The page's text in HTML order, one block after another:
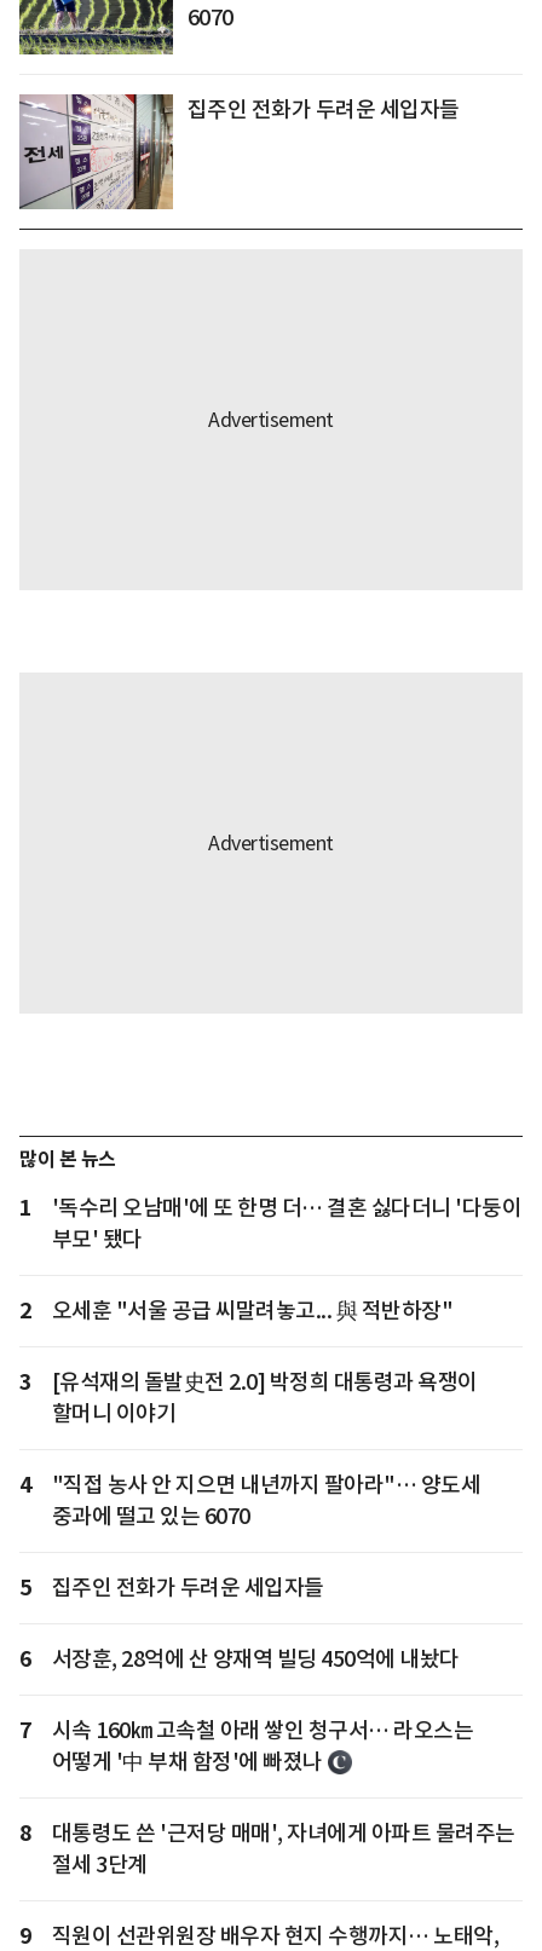
6070
집주인 전화가 두려운 세입자들
많이 본 뉴스
1
'독수리 오남매'에 또 한명 더… 결혼 싫다더니 '다둥이
부모' 됐다
2 오세훈 "서울 공급 씨말려놓고... 與 적반하장"
3
[유석재의 돌발史전 2.0] 박정희 대통령과 욕쟁이
할머니 이야기
4
"직접 농사 안 지으면 내년까지 팔아라"… 양도세
중과에 떨고 있는 6070
5 집주인 전화가 두려운 세입자들
6 서장훈, 28억에 산 양재역 빌딩 450억에 내놨다
7
시속 160㎞ 고속철 아래 쌓인 청구서… 라오스는
어떻게 '中 부채 함정'에 빠졌나
8
대통령도 쓴 '근저당 매매', 자녀에게 아파트 물려주는
절세 3단계
9
직원이 선관위원장 배우자 현지 수행까지… 노태악,